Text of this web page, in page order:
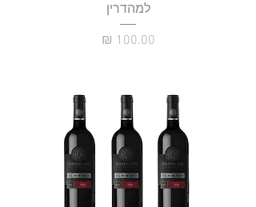
למהדרין
מחיר